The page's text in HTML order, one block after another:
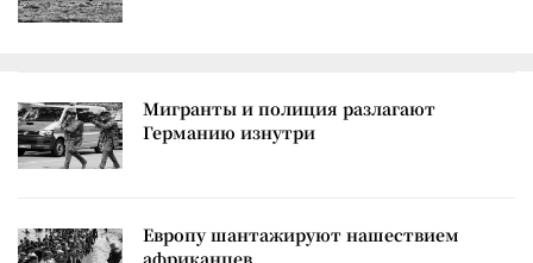
Мигранты и полиция разлагают
Германию изнутри
Европу шантажируют нашествием